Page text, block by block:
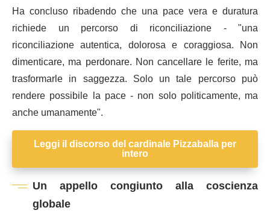
Ha concluso ribadendo che una pace vera e duratura
richiede un percorso di riconciliazione - "una
riconciliazione autentica, dolorosa e coraggiosa. Non
dimenticare, ma perdonare. Non cancellare le ferite, ma
trasformarle in saggezza. Solo un tale percorso può
rendere possibile la pace - non solo politicamente, ma
anche umanamente".
Leggi il discorso del cardinale Pizzaballa per
intero
Un appello congiunto alla coscienza
globale